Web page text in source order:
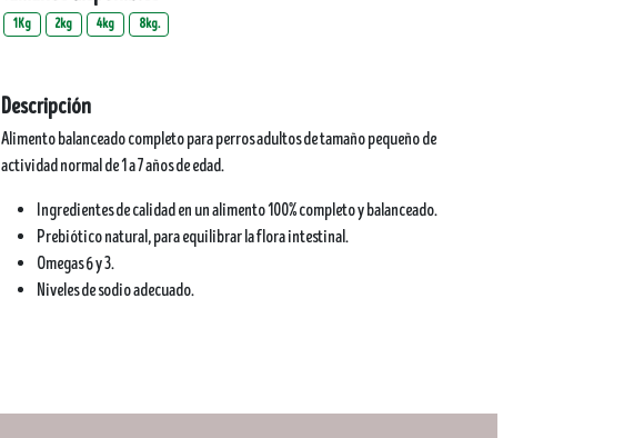
1Kg 2kg 4kg 8kg.
Descripción
Alimento balanceado completo para perros adultos de tamaño pequeño de
actividad normal de 1 a 7 años de edad.
Ingredientes de calidad en un alimento 100% completo y balanceado.
Prebiótico natural, para equilibrar la flora intestinal.
Omegas 6 y 3.
Niveles de sodio adecuado.